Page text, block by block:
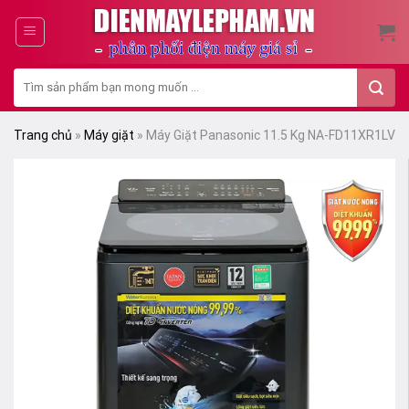
kiếm:
Trang chủ » Máy giặt » Máy Giặt Panasonic 11.5 Kg NA-FD11XR1LV